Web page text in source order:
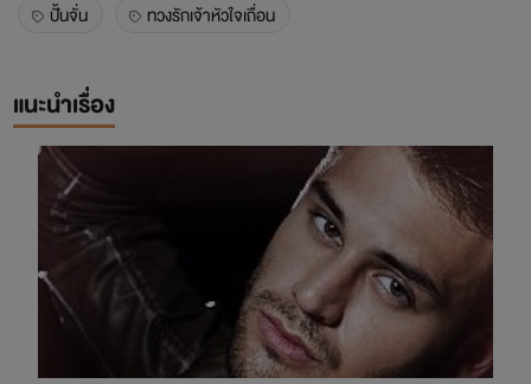
ปั้นจั่น ทวงรักเจ้าหัวใจเถื่อน
แนะนำเรื่อง